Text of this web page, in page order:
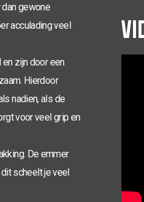
gewone
acculading veel
zijn door een
Hierdoor
nadien, als de
voor veel grip en
De emmer
scheelt je veel